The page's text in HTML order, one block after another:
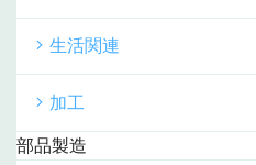
生活関連
加工
部品製造